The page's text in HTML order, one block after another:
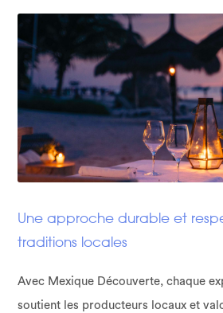
Une approche durable et
traditions locales
Avec Mexique Découverte, chaque
soutient les producteurs locaux et